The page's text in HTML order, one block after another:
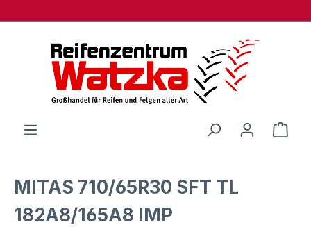
MITAS 710/65R30 SFT TL
182A8/165A8 IMP